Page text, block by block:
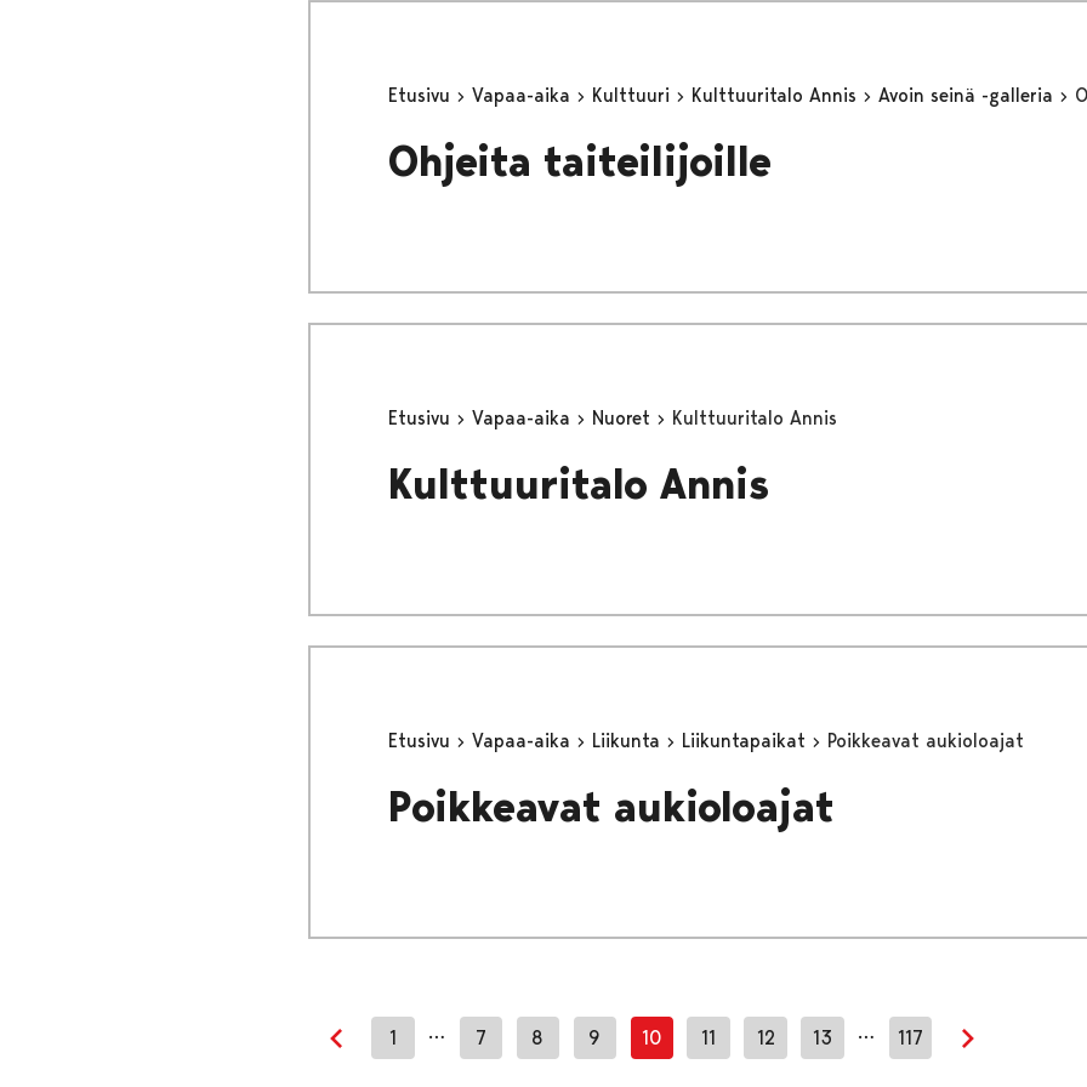
Etusivu Vapaa-aika Kulttuuri Kulttuuritalo Annis Avoin seinä -galleria
Ohjeita taiteilijoille
Etusivu Vapaa-aika Nuoret Kulttuuritalo Annis
Kulttuuritalo Annis
Etusivu Vapaa-aika Liikunta Liikuntapaikat Poikkeavat aukioloajat
Poikkeavat aukioloajat
Edellinen sivu
1 … 7 8 9 10 11 12 13 … 117
Seuraava sivu